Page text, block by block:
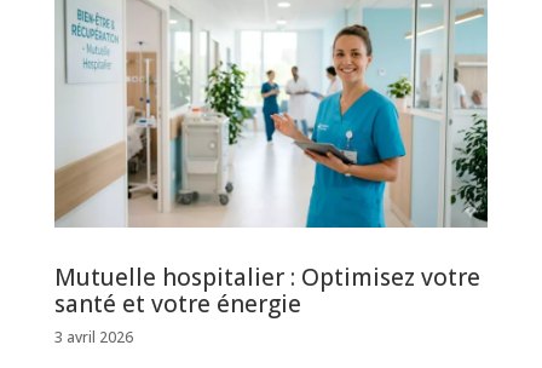
Mutuelle hospitalier : Optimisez votre
santé et votre énergie
3 avril 2026